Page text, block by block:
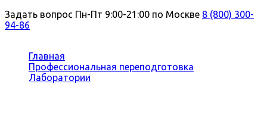
Задать вопрос Пн-Пт 9:00-21:00 по Москве 8 (800) 300-
94-86
Главная
Профессиональная переподготовка
Лаборатории